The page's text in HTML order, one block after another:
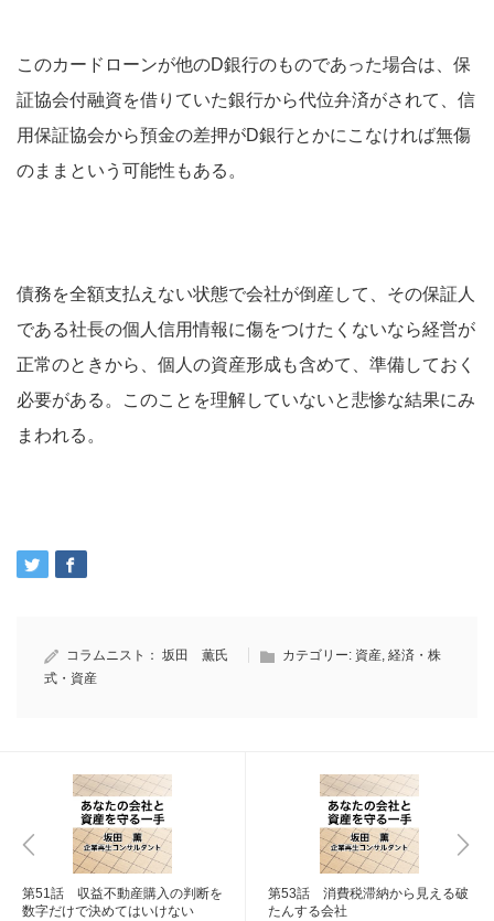
このカードローンが他のD銀行のものであった場合は、保
証協会付融資を借りていた銀行から代位弁済がされて、信
用保証協会から預金の差押がD銀行とかにこなければ無傷
のままという可能性もある。
債務を全額支払えない状態で会社が倒産して、その保証人
である社長の個人信用情報に傷をつけたくないなら経営が
正常のときから、個人の資産形成も含めて、準備しておく
必要がある。このことを理解していないと悲惨な結果にみ
まわれる。
コラムニスト： 坂田 薫氏 カテゴリー: 資産, 経済・株
式・資産
第51話 収益不動産購入の判断を
数字だけで決めてはいけない
第53話 消費税滞納から見える破
たんする会社